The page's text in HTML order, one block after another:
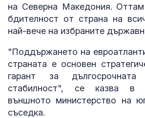
на Северна Македония. Оттам
бдителност от страна на
най-вече на избраните
"Поддържането на
страната е основен
гарант за
стабилност", се казва в
външното министерство на
съседка.